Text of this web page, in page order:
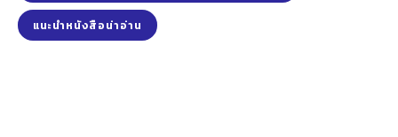
แนะนำหนังสือน่าอ่าน